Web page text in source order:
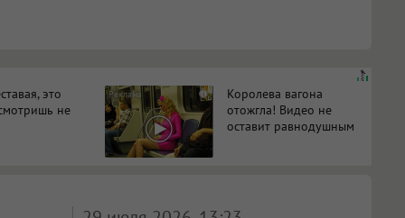
это
не
i
Королева вагона
отожгла! Видео не
оставит равнодушным